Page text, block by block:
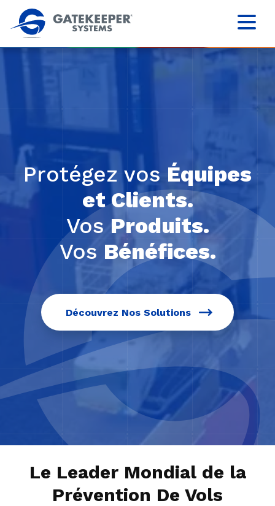
Protégez vos Équipes
et Clients.
Vos Produits.
Vos Bénéfices.
Découvrez Nos Solutions
Le Leader Mondial de la
Prévention De Vols